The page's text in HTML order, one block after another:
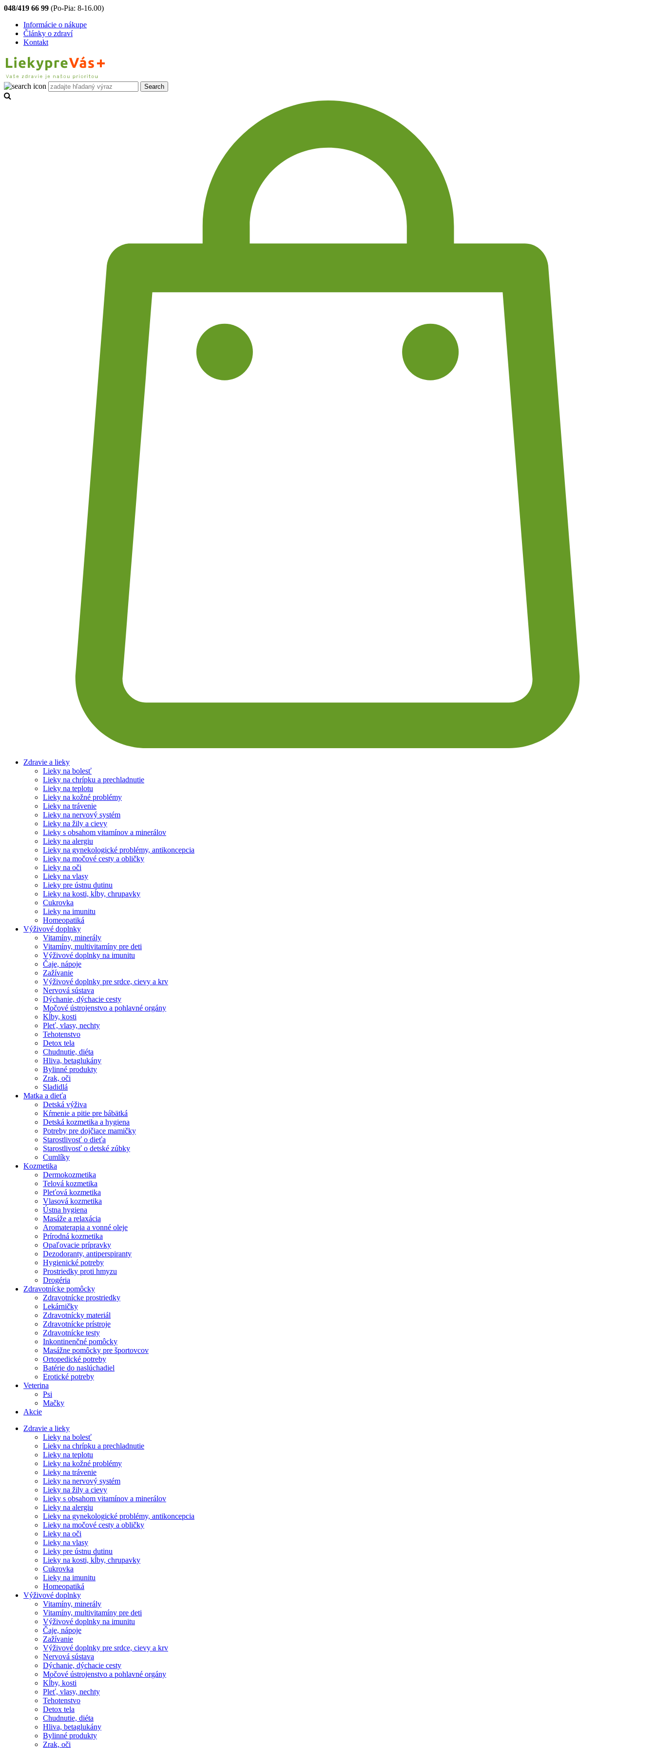
048/419 66 99 (Po-Pia: 8-16.00)
Informácie o nákupe
Články o zdraví
Kontakt
Zdravie a lieky
Lieky na bolesť
Lieky na chrípku a prechladnutie
Lieky na teplotu
Lieky na kožné problémy
Lieky na trávenie
Lieky na nervový systém
Lieky na žily a cievy
Lieky s obsahom vitamínov a minerálov
Lieky na alergiu
Lieky na gynekologické problémy, antikoncepcia
Lieky na močové cesty a obličky
Lieky na oči
Lieky na vlasy
Lieky pre ústnu dutinu
Lieky na kosti, kĺby, chrupavky
Cukrovka
Lieky na imunitu
Homeopatiká
Výživové doplnky
Vitamíny, minerály
Vitamíny, multivitamíny pre deti
Výživové doplnky na imunitu
Čaje, nápoje
Zažívanie
Výživové doplnky pre srdce, cievy a krv
Nervová sústava
Dýchanie, dýchacie cesty
Močové ústrojenstvo a pohlavné orgány
Kĺby, kosti
Pleť, vlasy, nechty
Tehotenstvo
Detox tela
Chudnutie, diéta
Hliva, betaglukány
Bylinné produkty
Zrak, oči
Sladidlá
Matka a dieťa
Detská výživa
Kŕmenie a pitie pre bábätká
Detská kozmetika a hygiena
Potreby pre dojčiace mamičky
Starostlivosť o dieťa
Starostlivosť o detské zúbky
Cumlíky
Kozmetika
Dermokozmetika
Telová kozmetika
Pleťová kozmetika
Vlasová kozmetika
Ústna hygiena
Masáže a relaxácia
Aromaterapia a vonné oleje
Prírodná kozmetika
Opaľovacie prípravky
Dezodoranty, antiperspiranty
Hygienické potreby
Prostriedky proti hmyzu
Drogéria
Zdravotnícke pomôcky
Zdravotnícke prostriedky
Lekárničky
Zdravotnícky materiál
Zdravotnícke prístroje
Zdravotnícke testy
Inkontinenčné pomôcky
Masážne pomôcky pre športovcov
Ortopedické potreby
Batérie do naslúchadiel
Erotické potreby
Veterina
Psi
Mačky
Akcie
Zdravie a lieky
Lieky na bolesť
Lieky na chrípku a prechladnutie
Lieky na teplotu
Lieky na kožné problémy
Lieky na trávenie
Lieky na nervový systém
Lieky na žily a cievy
Lieky s obsahom vitamínov a minerálov
Lieky na alergiu
Lieky na gynekologické problémy, antikoncepcia
Lieky na močové cesty a obličky
Lieky na oči
Lieky na vlasy
Lieky pre ústnu dutinu
Lieky na kosti, kĺby, chrupavky
Cukrovka
Lieky na imunitu
Homeopatiká
Výživové doplnky
Vitamíny, minerály
Vitamíny, multivitamíny pre deti
Výživové doplnky na imunitu
Čaje, nápoje
Zažívanie
Výživové doplnky pre srdce, cievy a krv
Nervová sústava
Dýchanie, dýchacie cesty
Močové ústrojenstvo a pohlavné orgány
Kĺby, kosti
Pleť, vlasy, nechty
Tehotenstvo
Detox tela
Chudnutie, diéta
Hliva, betaglukány
Bylinné produkty
Zrak, oči